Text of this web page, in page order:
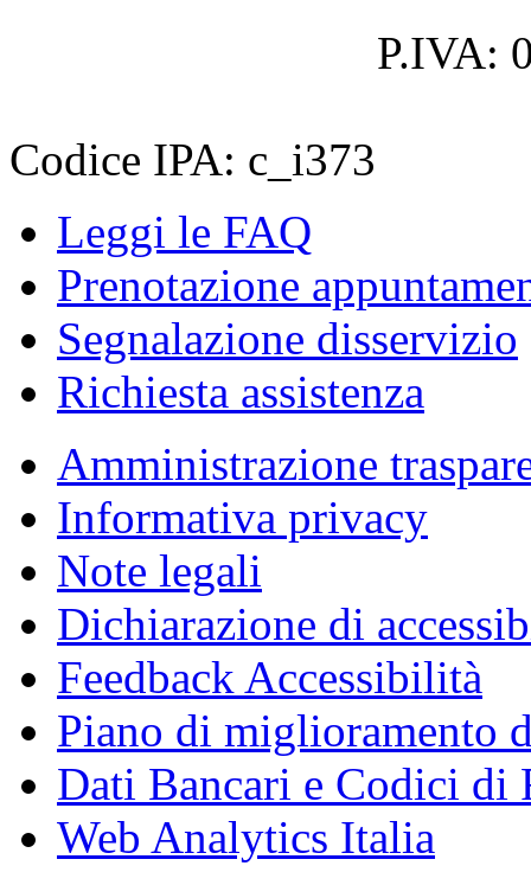
P.IVA:
Codice IPA: c_i373
Leggi le FAQ
Prenotazione
Segnalazione disservizio
Richiesta assistenza
Amministrazione
Informativa privacy
Note legali
Dichiarazione di
Feedback Accessibilità
Piano di miglioramento
Dati Bancari e Codici di
Web Analytics Italia